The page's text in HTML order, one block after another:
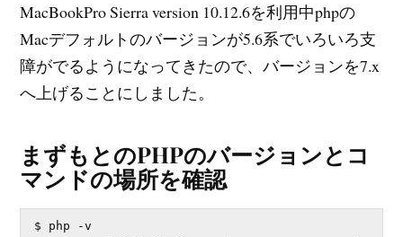
MacBookPro Sierra version 10.12.6を利用中phpの
Macデフォルトのバージョンが5.6系でいろいろ支
障がでるようになってきたので、バージョンを7.x
へ上げることにしました。
まずもとのPHPのバージョンとコ
マンドの場所を確認
$ php -v